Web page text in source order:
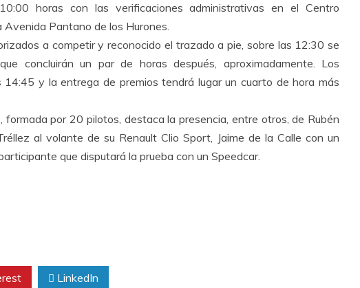
horas con las verificaciones administrativas en el Centro
Pantano de los Hurones.
a competir y reconocido el trazado a pie, sobre las 12:30 se
concluirán un par de horas después, aproximadamente. Los
y la entrega de premios tendrá lugar un cuarto de hora más
por 20 pilotos, destaca la presencia, entre otros, de Rubén
al volante de su Renault Clio Sport, Jaime de la Calle con un
que disputará la prueba con un Speedcar.
LinkedIn